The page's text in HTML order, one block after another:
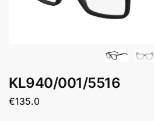
KL940/001/5516
€135.0